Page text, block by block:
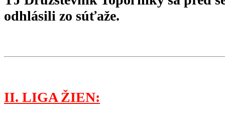
odhlásili zo súťaže.
II. LIGA ŽIEN: